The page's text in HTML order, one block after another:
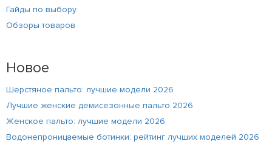
Гайды по выбору
Обзоры товаров
Новое
Шерстяное пальто: лучшие модели 2026
Лучшие женские демисезонные пальто 2026
Женское пальто: лучшие модели 2026
Водонепроницаемые ботинки: рейтинг лучших моделей 2026